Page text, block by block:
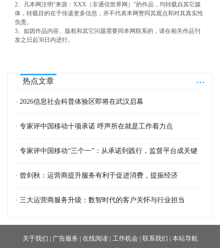
2、凡本网注明“来源：XXX（非通信世界网）”的作品，均转载自其它媒
体，转载目的在于传递更多信息，并不代表本网赞同其观点和对其真实性
负责。
3、如因作品内容、版权和其它问题需要同本网联系的，请在相关作品刊
发之日起30日内进行。
...
热点文章
· 2026信息社会科普体验区即将在武汉启幕
· 专家评中国移动十项承诺 呼声所在就是工作着力点
· 专家评中国移动“三个一”：从承诺到践行，监督平台成关键
· 曾剑秋：运营商提升服务有利于促进消费，提振经济
· 三大运营商服务升级：数智时代的客户关怀与行业担当
关于我们 | 广告服务 | 在线阅读| 工作机会 | 联系我们 | 本站导航